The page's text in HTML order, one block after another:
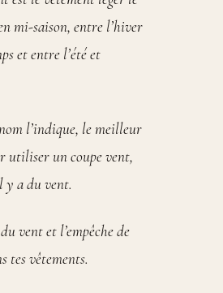
mi-saison, entre l’hiver
et entre l’été et
l’indique, le meilleur
utiliser un coupe vent,
y a du vent.
vent et l’empêche de
tes vêtements.